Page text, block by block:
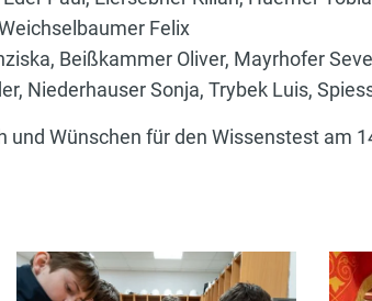
Felix
Beißkammer Oliver, Mayrhofer
Niederhauser Sonja, Trybek Luis,
und Wünschen für den Wissenstest am